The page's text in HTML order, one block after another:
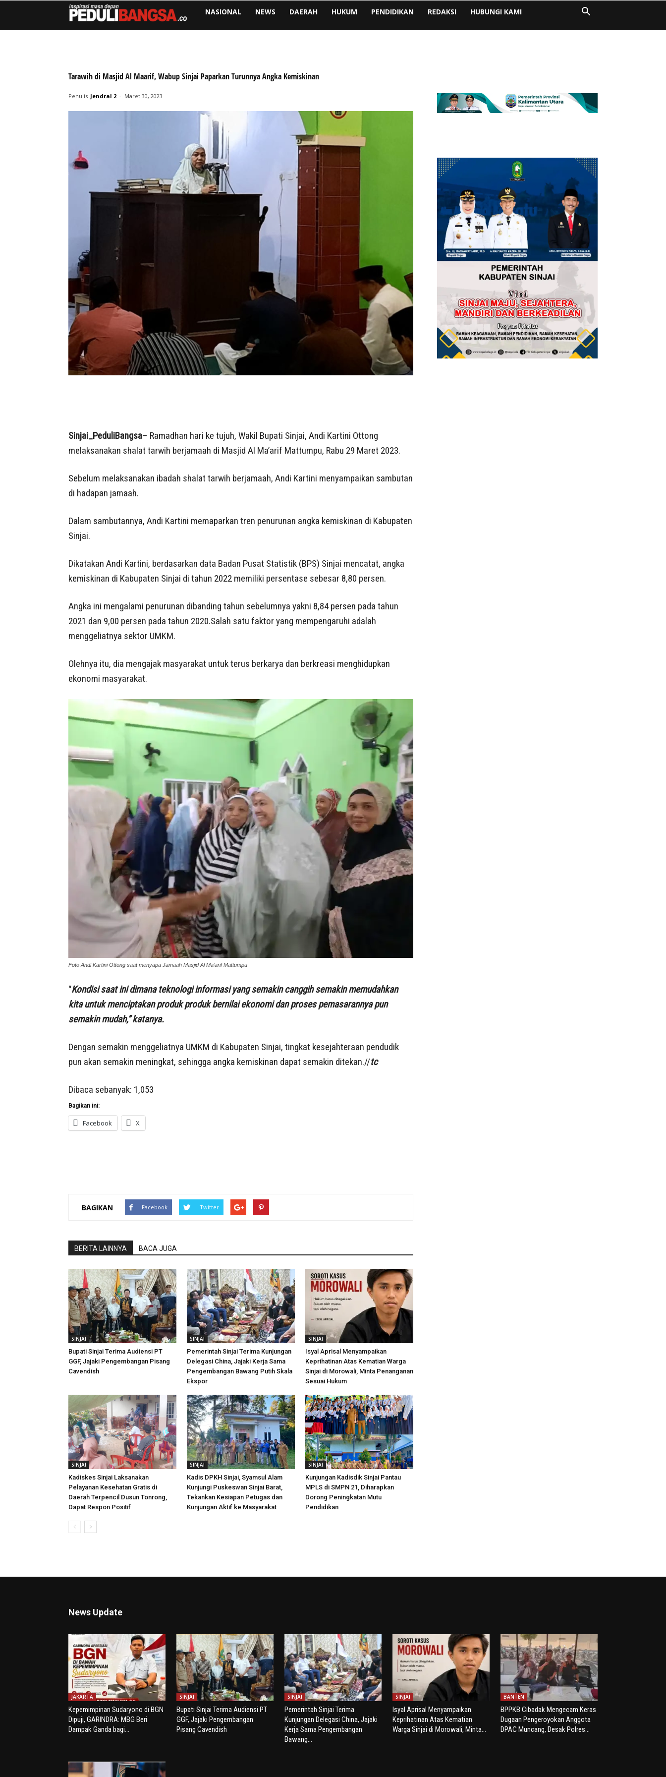
NASIONAL NEWS DAERAH HUKUM PENDIDIKAN REDAKSI HUBUNGI KAMI
Tarawih di Masjid Al Maarif, Wabup Sinjai Paparkan Turunnya Angka Kemiskinan
Penulis Jendral 2 - Maret 30, 2023
Sinjai_PeduliBangsa– Ramadhan hari ke tujuh, Wakil Bupati Sinjai, Andi Kartini Ottong
melaksanakan shalat tarwih berjamaah di Masjid Al Ma’arif Mattumpu, Rabu 29 Maret 2023.
Sebelum melaksanakan ibadah shalat tarwih berjamaah, Andi Kartini menyampaikan sambutan
di hadapan jamaah.
Dalam sambutannya, Andi Kartini memaparkan tren penurunan angka kemiskinan di Kabupaten
Sinjai.
Dikatakan Andi Kartini, berdasarkan data Badan Pusat Statistik (BPS) Sinjai mencatat, angka
kemiskinan di Kabupaten Sinjai di tahun 2022 memiliki persentase sebesar 8,80 persen.
Angka ini mengalami penurunan dibanding tahun sebelumnya yakni 8,84 persen pada tahun
2021 dan 9,00 persen pada tahun 2020.Salah satu faktor yang mempengaruhi adalah
menggeliatnya sektor UMKM.
Olehnya itu, dia mengajak masyarakat untuk terus berkarya dan berkreasi menghidupkan
ekonomi masyarakat.
Foto Andi Kartini Ottong saat menyapa Jamaah Masjid Al Ma’arif Mattumpu
“Kondisi saat ini dimana teknologi informasi yang semakin canggih semakin memudahkan
kita untuk menciptakan produk produk bernilai ekonomi dan proses pemasarannya pun
semakin mudah,” katanya.
Dengan semakin menggeliatnya UMKM di Kabupaten Sinjai, tingkat kesejahteraan pendudik
pun akan semakin meningkat, sehingga angka kemiskinan dapat semakin ditekan.//tc
Dibaca sebanyak: 1,053
Bagikan ini:
Facebook X
BAGIKAN Facebook Twitter
BERITA LAINNYA BACA JUGA
SINJAI
Bupati Sinjai Terima Audiensi PT
GGF, Jajaki Pengembangan Pisang
Cavendish
SINJAI
Pemerintah Sinjai Terima Kunjungan
Delegasi China, Jajaki Kerja Sama
Pengembangan Bawang Putih Skala
Ekspor
SINJAI
Isyal Aprisal Menyampaikan
Keprihatinan Atas Kematian Warga
Sinjai di Morowali, Minta Penanganan
Sesuai Hukum
SINJAI
Kadiskes Sinjai Laksanakan
Pelayanan Kesehatan Gratis di
Daerah Terpencil Dusun Tonrong,
Dapat Respon Positif
SINJAI
Kadis DPKH Sinjai, Syamsul Alam
Kunjungi Puskeswan Sinjai Barat,
Tekankan Kesiapan Petugas dan
Kunjungan Aktif ke Masyarakat
SINJAI
Kunjungan Kadisdik Sinjai Pantau
MPLS di SMPN 21, Diharapkan
Dorong Peningkatan Mutu
Pendidikan
News Update
JAKARTA
Kepemimpinan Sudaryono di BGN
Dipuji, GARINDRA: MBG Beri
Dampak Ganda bagi...
SINJAI
Bupati Sinjai Terima Audiensi PT
GGF, Jajaki Pengembangan
Pisang Cavendish
SINJAI
Pemerintah Sinjai Terima
Kunjungan Delegasi China, Jajaki
Kerja Sama Pengembangan
Bawang...
SINJAI
Isyal Aprisal Menyampaikan
Keprihatinan Atas Kematian
Warga Sinjai di Morowali, Minta...
BANTEN
BPPKB Cibadak Mengecam Keras
Dugaan Pengeroyokan Anggota
DPAC Muncang, Desak Polres...